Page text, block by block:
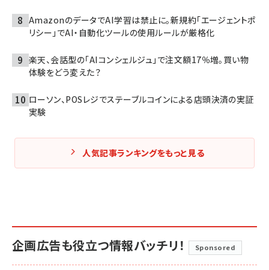
AmazonのデータでAI学習は禁止に。新規約「エージェントポ
リシー」でAI・自動化ツールの使用ルールが厳格化
楽天、会話型の「AIコンシェルジュ」で注文額17％増。買い物
体験をどう変えた？
ローソン、POSレジでステーブルコインによる店頭決済の実証
実験
人気記事ランキングをもっと見る
企画広告も役立つ情報バッチリ！ Sponsored